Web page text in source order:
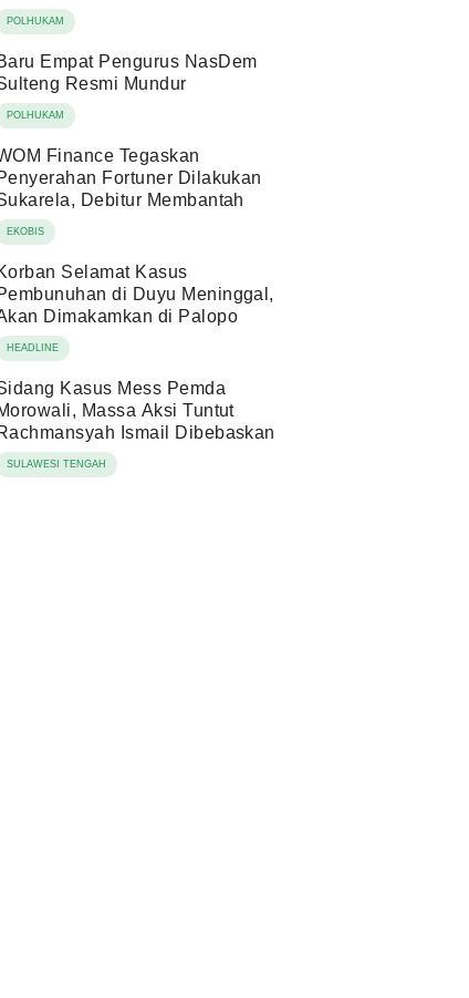
POLHUKAM
Empat Pengurus NasDem
Resmi Mundur
POLHUKAM
Finance Tegaskan
Fortuner Dilakukan
Debitur Membantah
EKOBIS
Selamat Kasus
di Duyu Meninggal,
Dimakamkan di Palopo
HEADLINE
Kasus Mess Pemda
Massa Aksi Tuntut
Ismail Dibebaskan
SULAWESI TENGAH